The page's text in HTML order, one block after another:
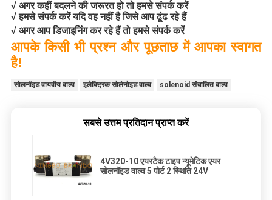
√ अगर कहीं बदलने की जरूरत हो तो हमसे संपर्क करें
√ हमसे संपर्क करें यदि वह नहीं है जिसे आप ढूंढ रहे हैं
√ अगर आप डिजाइनिंग कर रहे हैं तो हमसे संपर्क करें
आपके किसी भी प्रश्न और पूछताछ में आपका स्वागत
है!
सोलनॉइड वायवीय वाल्व इलेक्ट्रिक सोलेनोइड वाल्व solenoid संचालित वाल्व
सबसे उत्तम प्रतिदान प्राप्त करें
4V320-10 एयरटैक टाइप न्यूमेटिक एयर
सोलनॉइड वाल्व 5 पोर्ट 2 स्थिति 24V